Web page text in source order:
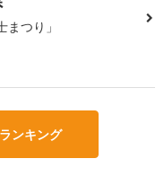
つり」
ンキング